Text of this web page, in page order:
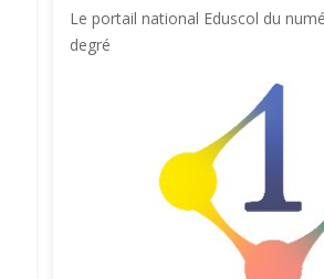
Le portail national Eduscol du
degré